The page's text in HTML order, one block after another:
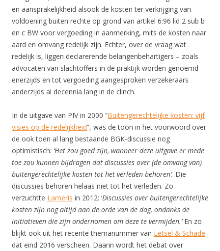
en aansprakelijkheid alsook de kosten ter verkrijging van
voldoening buiten rechte op grond van artikel 6:96 lid 2 sub b
en c BW voor vergoeding in aanmerking, mits de kosten naar
aard en omvang redelijk zijn. Echter, over de vraag wat
redelijk is, liggen declarerende belangenbehartigers – zoals
advocaten van slachtoffers in de praktijk worden genoemd –
enerzijds en tot vergoeding aangesproken verzekeraars
anderzijds al decennia lang in de clinch.
In de uitgave van PIV in 2000 “Buitengerechtelijke kosten: vijf
visies op de redelijkheid”, was de toon in het voorwoord over
de ook toen al lang bestaande BGK-discussie nog
optimistisch: ‘Het zou goed zijn, wanneer deze uitgave er mede
toe zou kunnen bijdragen dat discussies over (de omvang van)
buitengerechtelijke kosten tot het verleden behoren’. Die
discussies behoren helaas niet tot het verleden. Zo
verzuchtte Lameris in 2012: ‘Discussies over buitengerechtelijke
kosten zijn nog altijd aan de orde van de dag, ondanks de
initiatieven die zijn ondernomen om deze te vermijden.’En zo
blijkt ook uit het recente themanummer van Letsel & Schade
dat eind 2016 verscheen. Daarin wordt het debat over